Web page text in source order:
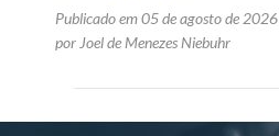
Publicado em 05 de agosto de 2026
por Joel de Menezes Niebuhr